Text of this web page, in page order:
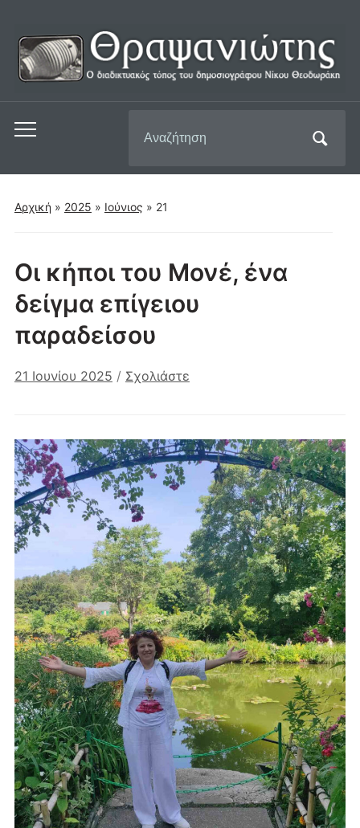
Εναλλαγή
μενού
για
για:
Αρχική » 2025 » Ιούνιος » 21
Οι κήποι του Μονέ, ένα
δείγμα επίγειου
παραδείσου
21 Ιουνίου 2025 / Σχολιάστε